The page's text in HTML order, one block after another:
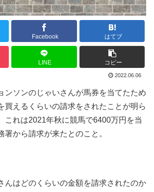
Facebook はてブ
LINE コピー
2022.06.06
ンソンのじゃいさんが馬券を当てたため
買えるくらいの請求をされたことが明ら
これは2021年秋に競馬で6400万円を当
署から請求が来たとのこと。
んはどのくらいの金額を請求されたのか